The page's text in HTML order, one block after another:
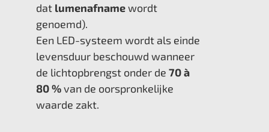
dat lumenafnamewordt
genoemd).
Een LED-systeem wordt als einde
levensduur beschouwd wanneer
de lichtopbrengst onder de 70 à
80 %van de oorspronkelijke
waarde zakt.